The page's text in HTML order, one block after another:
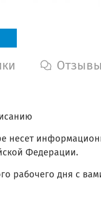
Отзывы
несет
Федерации.
рабочего дня с